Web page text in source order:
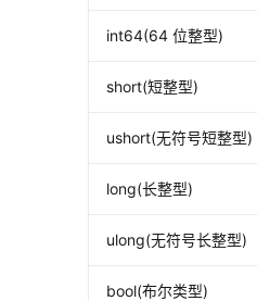
int64(64 位整型)
short(短整型)
ushort(无符号短整型)
long(长整型)
ulong(无符号长整型)
bool(布尔类型)